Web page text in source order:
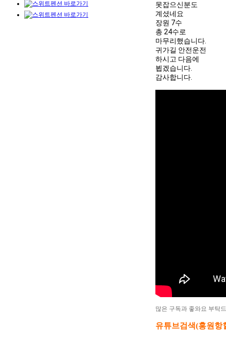
못잡으신분도
계셨네요
장원 7수
총 24수로
마무리했습니다.
귀가길 안전운전
하시고 다음에
뵙겠습니다.
감사합니다.
많은 구독과 좋와요 부탁
유튜브검색(홍원항